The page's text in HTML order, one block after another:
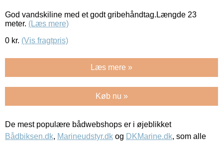
God vandskiline med et godt gribehåndtag.Længde 23
meter. (Læs mere)
0 kr. (Vis fragtpris)
Læs mere »
Køb nu »
De mest populære bådwebshops er i øjeblikket
Bådbiksen.dk, Marineudstyr.dk og DKMarine.dk, som alle